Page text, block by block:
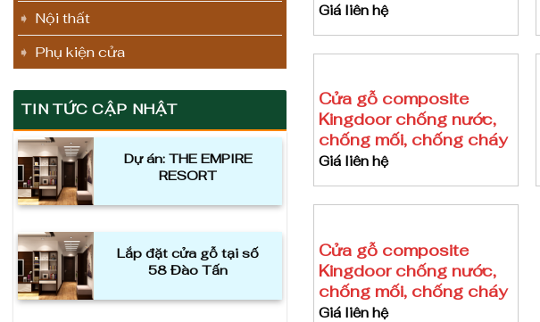
Nội thất
Phụ kiện cửa
TIN TỨC CẬP NHẬT
Dự án: THE EMPIRE
RESORT
Lắp đặt cửa gỗ tại số
58 Đào Tấn
Giá liên hệ
Cửa gỗ composite
Kingdoor chống nước,
chống mối, chống cháy
Giá liên hệ
Cửa gỗ composite
Kingdoor chống nước,
chống mối, chống cháy
Giá liên hệ